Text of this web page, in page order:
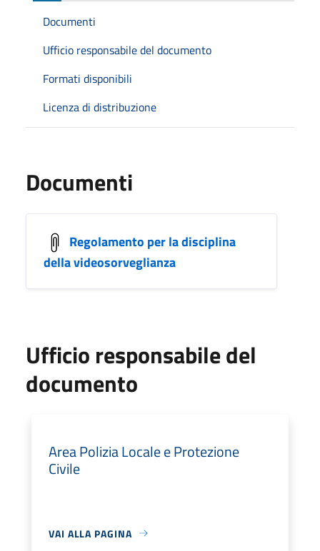
Documenti
Ufficio responsabile del documento
Formati disponibili
Licenza di distribuzione
Documenti
Regolamento per la disciplina
della videosorveglianza
Ufficio responsabile del
documento
Area Polizia Locale e Protezione
Civile
VAI ALLA PAGINA